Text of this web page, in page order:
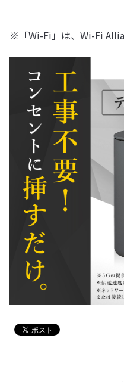
※「Wi-Fi」は、Wi-Fi